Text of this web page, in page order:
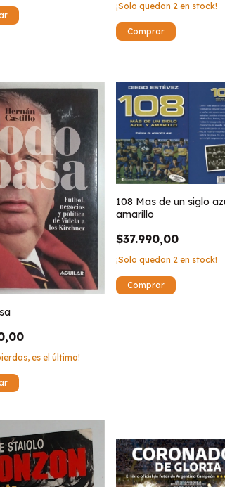
¡Solo quedan 2 en stock!
es el último!
108 Mas de un siglo
amarillo
$37.990,00
¡Solo quedan 2en stock!